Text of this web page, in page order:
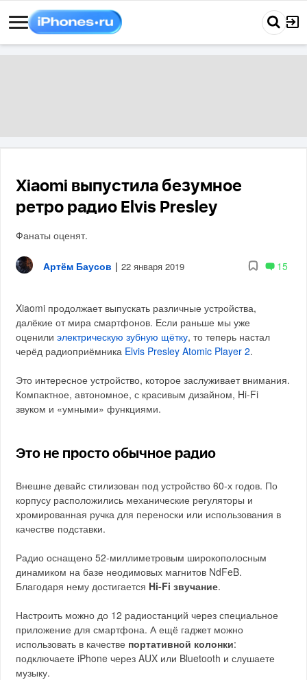
Xiaomi выпустила безумное
ретро радио Elvis Presley
Фанаты оценят.
Артём Баусов | 22 января 2019 15
Xiaomi продолжает выпускать различные устройства,
далёкие от мира смартфонов. Если раньше мы уже
оценилиэлектрическую зубную щётку, то теперь настал
черёд радиоприёмника Elvis Presley Atomic Player 2.
Это интересное устройство, которое заслуживает внимания.
Компактное, автономное, с красивым дизайном, Hi-Fi
звуком и «умными» функциями.
Это не просто обычное радио
Внешне девайс стилизован под устройство 60-х годов. По
корпусу расположились механические регуляторы и
хромированная ручка для переноски или использования в
качестве подставки.
Радио оснащено 52-миллиметровым широкополосным
динамиком на базе неодимовых магнитов NdFeB.
Благодаря нему достигается Hi-Fi звучание.
Настроить можно до 12 радиостанций через специальное
приложение для смартфона. А ещё гаджет можно
использовать в качестве портативной колонки:
подключаете iPhone через AUX или Bluetooth и слушаете
музыку.